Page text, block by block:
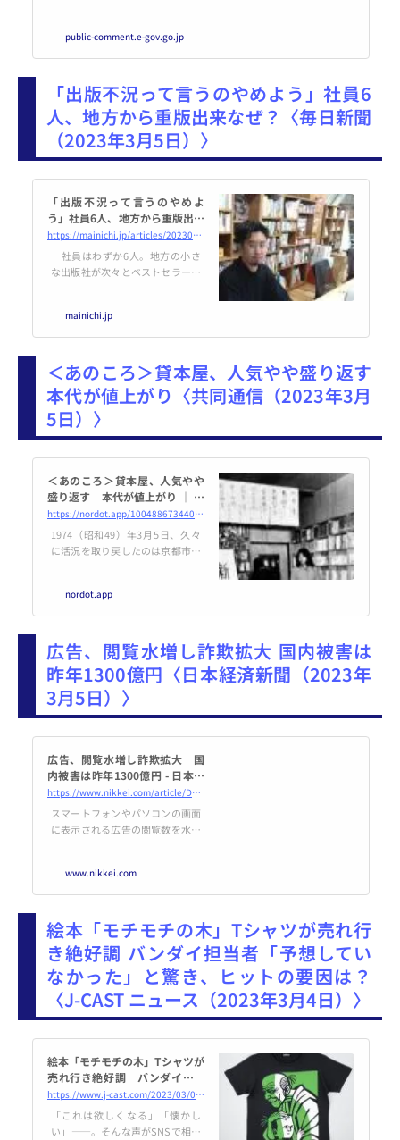
public-comment.e-gov.go.jp
「出版不況って言うのやめよう」社員6
人、地方から重版出来なぜ？〈毎日新聞
（2023年3月5日）〉
「出版不況って言うのやめよ
う」社員6人、地方から重版出来
なぜ？ | 毎日新聞
https://mainichi.jp/articles/20230303/k00/00m/040/306000c
社員はわずか6人。地方の小さ
な出版社が次々とベストセラーを
離れ」と言われて久しいが、アイ
デア次第で本が売れることを示
やめよう」と業界にも提案してい
る。書店で思わず手に取りたくな
る本作りの秘密を追った。
mainichi.jp
＜あのころ＞貸本屋、人気やや盛り返す
本代が値上がり〈共同通信（2023年3月
5日）〉
＜あのころ＞貸本屋、人気やや
盛り返す 本代が値上がり ｜ 共
同通信
https://nordot.app/1004886734404517888?c=491375730748638305
1974（昭和49）年3月5日、久々
に活況を取り戻したのは京都市内
nordot.app
広告、閲覧水増し詐欺拡大 国内被害は
昨年1300億円〈日本経済新聞（2023年
3月5日）〉
広告、閲覧水増し詐欺拡大 国
内被害は昨年1300億円 - 日本経
済新聞
https://www.nikkei.com/article/DGXZQOUC20CO40Q2A221C2000000/
スマートフォンやパソコンの画面
に表示される広告の閲覧数を水増
主要国の中でも高く、2022年の被
害額は前年比25%増の1300億円に
3兆円まで伸び広告全体の4割を占
める。商品の売れ行きなど企業の
収益も左右するだけに対策が遅れ
ると広告市場をゆがめかねない。
ネット広告の閲覧数が急に増えた
と思ったら人を装った自動
www.nikkei.com
絵本「モチモチの木」Tシャツが売れ行
き絶好調 バンダイ担当者「予想してい
なかった」と驚き、ヒットの要因は？
〈J-CAST ニュース（2023年3月4日）〉
絵本「モチモチの木」Tシャツが
売れ行き絶好調 バンダイ担当
者「予想していなかった」と驚
き、ヒットの要因は？
https://www.j-cast.com/2023/03/04457207.html
「これは欲しくなる」「懐かし
い」――。そんな声がSNSで相次